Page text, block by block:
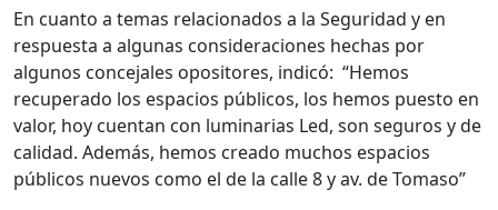
En cuanto a temas relacionados a la Seguridad y en
respuesta a algunas consideraciones hechas por
algunos concejales opositores, indicó: “Hemos
recuperado los espacios públicos, los hemos puesto en
valor, hoy cuentan con luminarias Led, son seguros y de
calidad. Además, hemos creado muchos espacios
públicos nuevos como el de la calle 8 y av. de Tomaso”